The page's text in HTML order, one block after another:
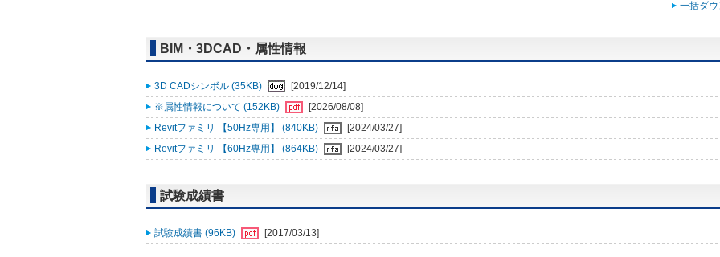
一括ダ
BIM・3DCAD・属性情報
3D CADシンボル (35KB)
[2019/12/14]
※属性情報について (152KB)
[2026/08/08]
Revitファミリ 【50Hz専用】 (840KB)
[2024/03/27]
Revitファミリ 【60Hz専用】 (864KB)
[2024/03/27]
試験成績書
試験成績書 (96KB) [2017/03/13]